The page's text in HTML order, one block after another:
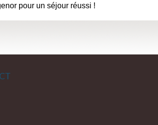
pour un séjour réussi !